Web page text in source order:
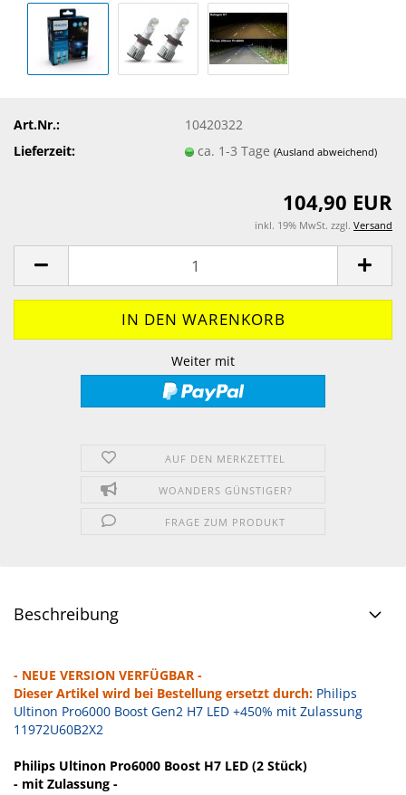
Art.Nr.:
10420322
Lieferzeit:
ca. 1-3 Tage(Ausland abweichend)
104,90 EUR
inkl. 19% MwSt. zzgl. Versand
Weiter mit
AUF DEN MERKZETTEL
WOANDERS GÜNSTIGER?
FRAGE ZUM PRODUKT
Beschreibung
- NEUE VERSION VERFÜGBAR -
Dieser Artikel wird bei Bestellung ersetzt durch: Philips
Ultinon Pro6000 Boost Gen2 H7 LED +450% mit Zulassung
11972U60B2X2
Philips Ultinon Pro6000 Boost H7 LED (2 Stück)
- mit Zulassung -